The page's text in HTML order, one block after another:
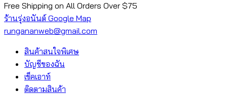
Free Shipping on All Orders Over $75
ร้านรุ่งอนันต์ Google Map
rungananweb@gmail.com
สินค้าสนใจพิเศษ
บัญชีของฉัน
เช็คเอาท์
ติดตามสินค้า